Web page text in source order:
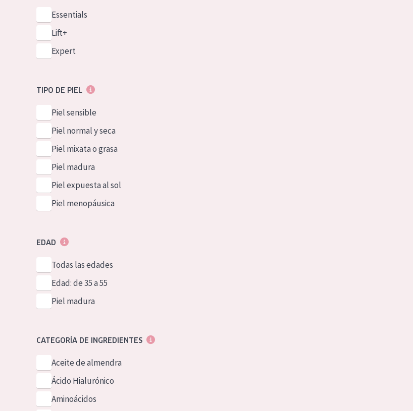
Essentials
Lift+
Expert
TIPO DE PIEL
Piel sensible
Piel normal y seca
Piel mixata o grasa
Piel madura
Piel expuesta al sol
Piel menopáusica
EDAD
Todas las edades
Edad: de 35 a 55
Piel madura
CATEGORÍA DE INGREDIENTES
Aceite de almendra
Ácido Hialurónico
Aminoácidos